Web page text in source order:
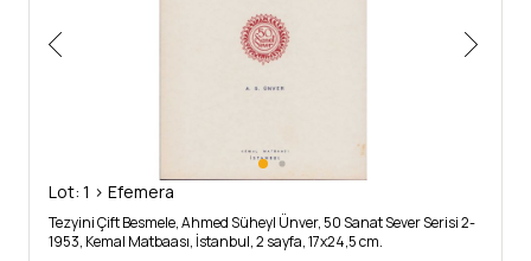
Lot: 1 > Efemera
Tezyini Çift Besmele, Ahmed Süheyl Ünver, 50 Sanat Sever Serisi 2-
1953, Kemal Matbaası, İstanbul, 2 sayfa, 17x24,5 cm.